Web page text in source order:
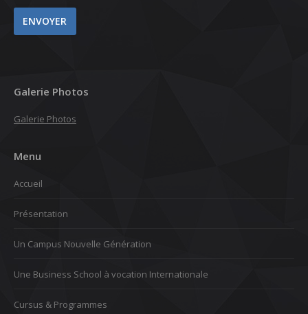
Galerie Photos
Galerie Photos
Menu
Accueil
Présentation
Un Campus Nouvelle Génération
Une Business School à vocation Internationale
Cursus & Programmes